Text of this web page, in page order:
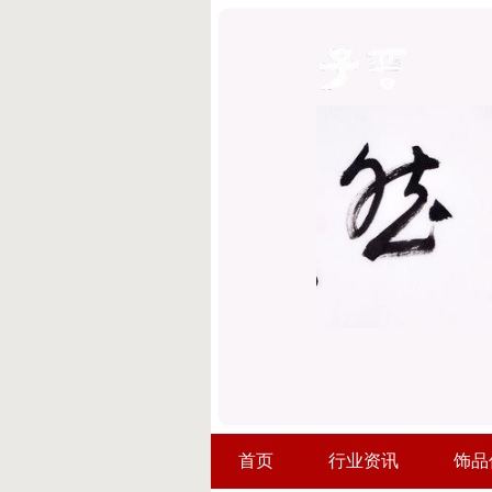
首页 行业资讯 饰